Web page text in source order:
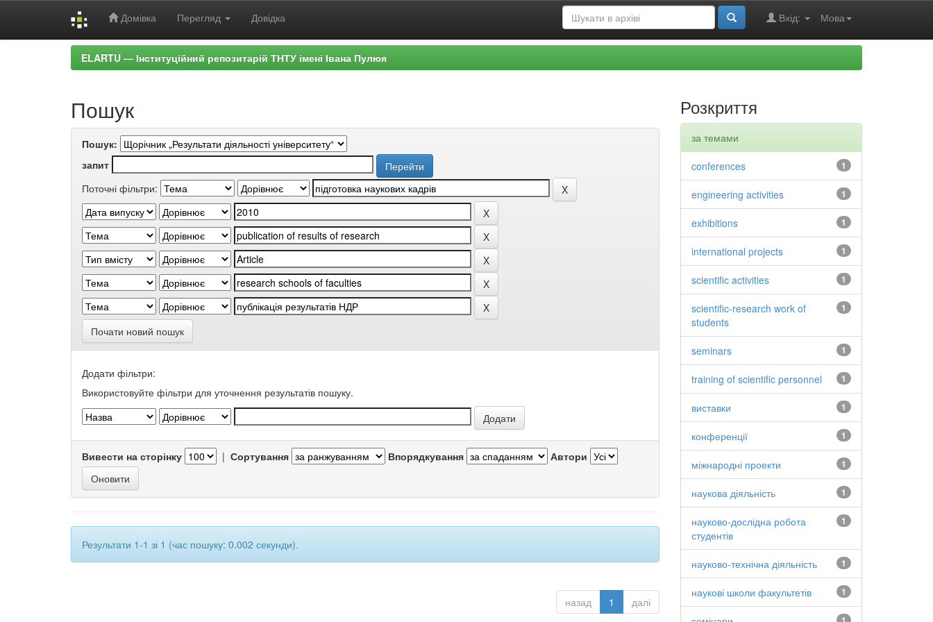
Домівка Перегляд Довідка Мова
Вхід:
ELARTU — Інституційний репозитарій ТНТУ імені Івана Пулюя
Пошук
Пошук:
запит
Поточні фільтри:
Почати новий пошук
Додати фільтри:
Використовуйте фільтри для уточнення результатів пошуку.
Вивести на сторінку | Сортування Впорядкування Автори
Результати 1-1 зі 1 (час пошуку: 0.002 секунди).
назад 1 далі
Розкриття
за темами
1
conferences
1
engineering activities
1
exhibitions
1
international projects
1
scientific activities
1
scientific-research work of
students
1
seminars
1
training of scientific personnel
1
виставки
1
конференції
1
міжнародні проекти
1
наукова діяльність
1
науково-дослідна робота
студентів
1
науково-технічна діяльність
1
наукові школи факультетів